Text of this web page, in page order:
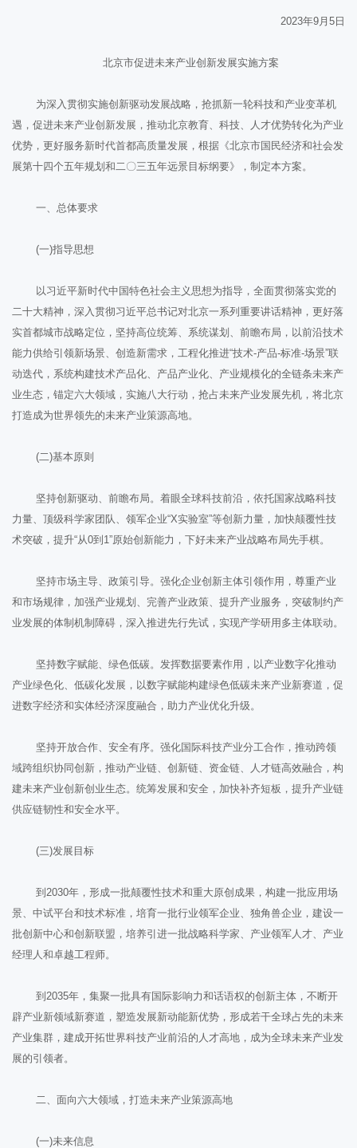
2023年9月5日
北京市促进未来产业创新发展实施方案
为深入贯彻实施创新驱动发展战略，抢抓新一轮科技和产业变革机
遇，促进未来产业创新发展，推动北京教育、科技、人才优势转化为产业
优势，更好服务新时代首都高质量发展，根据《北京市国民经济和社会发
展第十四个五年规划和二〇三五年远景目标纲要》，制定本方案。
一、总体要求
(一)指导思想
以习近平新时代中国特色社会主义思想为指导，全面贯彻落实党的
二十大精神，深入贯彻习近平总书记对北京一系列重要讲话精神，更好落
实首都城市战略定位，坚持高位统筹、系统谋划、前瞻布局，以前沿技术
能力供给引领新场景、创造新需求，工程化推进“技术-产品-标准-场景”联
动迭代，系统构建技术产品化、产品产业化、产业规模化的全链条未来产
业生态，锚定六大领域，实施八大行动，抢占未来产业发展先机，将北京
打造成为世界领先的未来产业策源高地。
(二)基本原则
坚持创新驱动、前瞻布局。着眼全球科技前沿，依托国家战略科技
力量、顶级科学家团队、领军企业“X实验室”等创新力量，加快颠覆性技
术突破，提升“从0到1”原始创新能力，下好未来产业战略布局先手棋。
坚持市场主导、政策引导。强化企业创新主体引领作用，尊重产业
和市场规律，加强产业规划、完善产业政策、提升产业服务，突破制约产
业发展的体制机制障碍，深入推进先行先试，实现产学研用多主体联动。
坚持数字赋能、绿色低碳。发挥数据要素作用，以产业数字化推动
产业绿色化、低碳化发展，以数字赋能构建绿色低碳未来产业新赛道，促
进数字经济和实体经济深度融合，助力产业优化升级。
坚持开放合作、安全有序。强化国际科技产业分工合作，推动跨领
域跨组织协同创新，推动产业链、创新链、资金链、人才链高效融合，构
建未来产业创新创业生态。统筹发展和安全，加快补齐短板，提升产业链
供应链韧性和安全水平。
(三)发展目标
到2030年，形成一批颠覆性技术和重大原创成果，构建一批应用场
景、中试平台和技术标准，培育一批行业领军企业、独角兽企业，建设一
批创新中心和创新联盟，培养引进一批战略科学家、产业领军人才、产业
经理人和卓越工程师。
到2035年，集聚一批具有国际影响力和话语权的创新主体，不断开
辟产业新领域新赛道，塑造发展新动能新优势，形成若干全球占先的未来
产业集群，建成开拓世界科技产业前沿的人才高地，成为全球未来产业发
展的引领者。
二、面向六大领域，打造未来产业策源高地
(一)未来信息